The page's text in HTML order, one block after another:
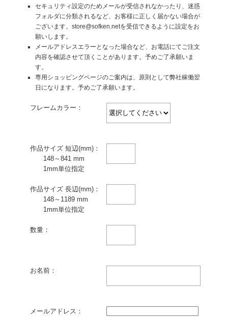
セキュリティ設定のためメールが受信されなかったり、迷惑
フォルダに分類されるなど、お客様に正しく届かない場合が
ございます。store@sofken.netを受信できるように設定をお
願いします。
メールアドレスエラーとなった場合など、お電話にてご注文
内容を確認させて頂くことがあります。予めご了承願いま
す。
専用ショッピングページのご案内は、原則として弊社稼働翌
日になります。予めご了承願います。
フレームカラー：
作品サイズ 短辺(mm)：
148～841 mm
1mm単位指定
作品サイズ 長辺(mm)：
148～1189 mm
1mm単位指定
数量：
お名前：
メールアドレス：